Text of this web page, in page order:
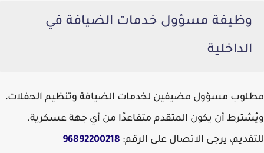
وظيفة مسؤول خدمات الضيافة في
الداخلية
مطلوب مسؤول مضيفين لخدمات الضيافة وتنظيم الحفلات،
ويُشترط أن يكون المتقدم متقاعدًا من أي جهة عسكرية.
للتقديم، يرجى الاتصال على الرقم: 96892200218